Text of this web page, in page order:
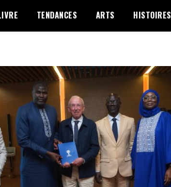
TENDANCES ARTS HISTOIRES